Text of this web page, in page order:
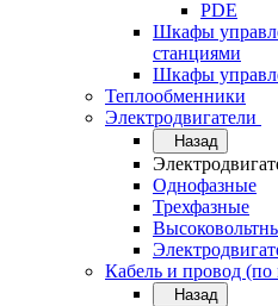
PDE
Шкафы
станциями
Шкафы
Теплообменники
Электродвигатели
Назад
Однофазные
Трехфазные
Кабель и провод (по
Назад